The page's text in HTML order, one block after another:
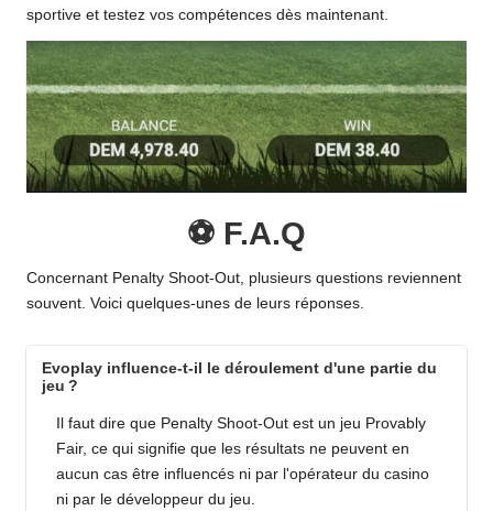
sportive et testez vos compétences dès maintenant.
⚽ F.A.Q
Concernant Penalty Shoot-Out, plusieurs questions reviennent
souvent. Voici quelques-unes de leurs réponses.
Evoplay influence-t-il le déroulement d'une partie du
jeu ?
Il faut dire que Penalty Shoot-Out est un jeu Provably
Fair, ce qui signifie que les résultats ne peuvent en
aucun cas être influencés ni par l'opérateur du casino
ni par le développeur du jeu.